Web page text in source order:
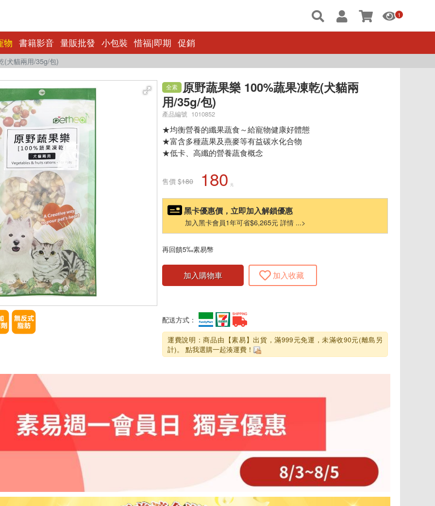
1
物 書籍影音 量販批發 小包裝 惜福|即期 促銷
(犬貓兩用/35g/包)
全素
原野蔬果樂 100%蔬果凍乾(犬貓兩
用/35g/包)
產品編號 1010852
★均衡營養的纖果蔬食～給寵物健康好體態
★富含多種蔬果及燕麥等有益碳水化合物
★低卡、高纖的營養蔬食概念
售價 $180 180 元
黑卡優惠價，立即加入解鎖優惠
加入黑卡會員1年可省$6,265元 詳情 ...>
再回饋5‰素易幣
加入購物車 加入收藏
配送方式：
運費說明：商品由【素易】出貨，滿999元免運，未滿收90元(離島另
計)。 點我選購一起湊運費！